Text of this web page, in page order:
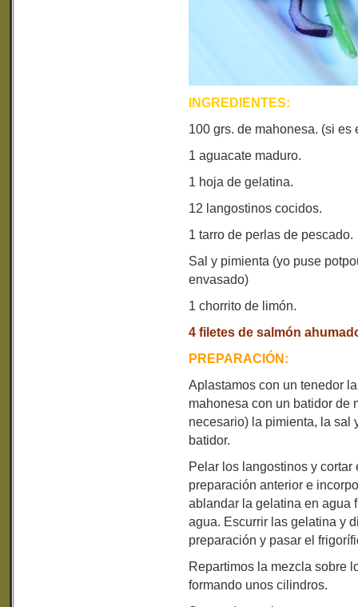
INGREDIENTES:
100 grs. de mahonesa. (si
1 aguacate maduro.
1 hoja de gelatina.
12 langostinos cocidos.
1 tarro de perlas de pescado.
Sal y pimienta (yo puse
envasado)
1 chorrito de limón.
4 filetes de salmón
PREPARACIÓN:
Aplastamos con un tenedor
mahonesa con un batidor de
necesario) la pimienta, la sal
batidor.
Pelar los langostinos y
preparación anterior e
ablandar la gelatina en agua
agua. Escurrir las gelatina y
preparación y pasar el
Repartimos la mezcla sobre
formando unos cilindros.